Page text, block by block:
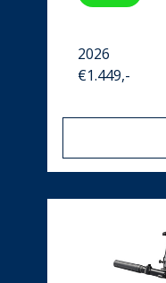
2026
€1.449,-